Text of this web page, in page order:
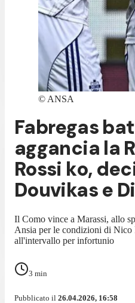
© ANSA
Fabregas
aggancia la
Rossi ko,
Douvikas e
Il Como vince a Marassi, allo
Ansia per le condizioni di Nico
all'intervallo per infortunio
3 min
Pubblicato il 26.04.2026, 16:58